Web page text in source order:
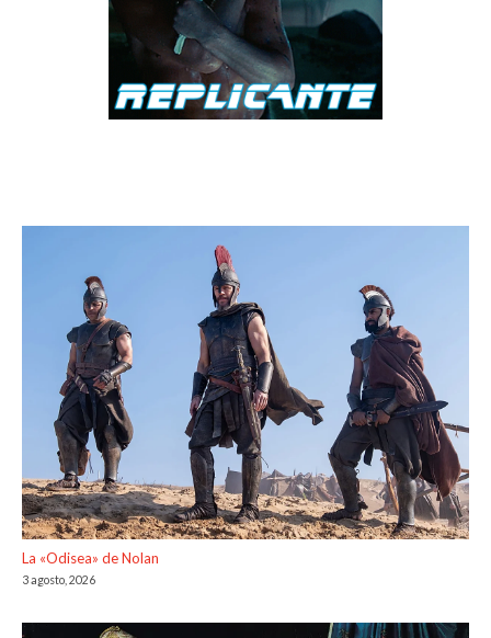
La «Odisea» de Nolan
3 agosto, 2026